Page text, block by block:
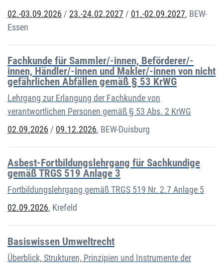
02.-03.09.2026 / 23.-24.02.2027 / 01.-02.09.2027, BEW-
Essen
Fachkunde für Sammler/-innen, Beförderer/-
innen, Händler/-innen und Makler/-innen von nicht
gefährlichen Abfällen gemäß § 53 KrWG
Lehrgang zur Erlangung der Fachkunde von
verantwortlichen Personen gemäß § 53 Abs. 2 KrWG
02.09.2026 / 09.12.2026, BEW-Duisburg
Asbest-Fortbildungslehrgang für Sachkundige
gemäß TRGS 519 Anlage 3
Fortbildungslehrgang gemäß TRGS 519 Nr. 2.7 Anlage 5
02.09.2026, Krefeld
Basiswissen Umweltrecht
Überblick, Strukturen, Prinzipien und Instrumente der